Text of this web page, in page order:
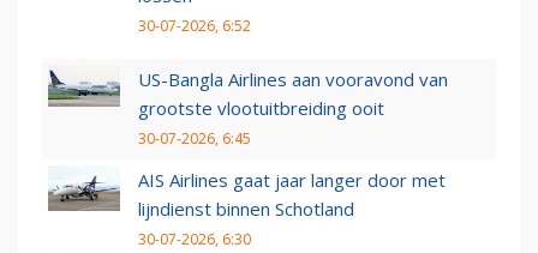
30-07-2026, 6:52
US-Bangla Airlines aan vooravond van
grootste vlootuitbreiding ooit
30-07-2026, 6:45
AIS Airlines gaat jaar langer door met
lijndienst binnen Schotland
30-07-2026, 6:30